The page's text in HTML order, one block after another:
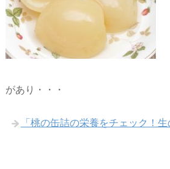
があり・・・
「桃の缶詰の栄養をチェック！